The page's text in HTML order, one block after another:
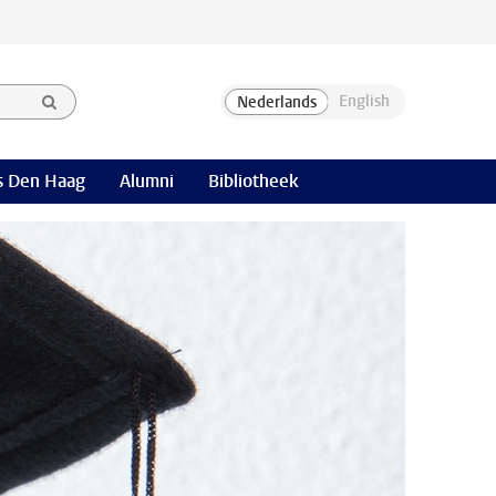
Den Haag Alumni Bibliotheek